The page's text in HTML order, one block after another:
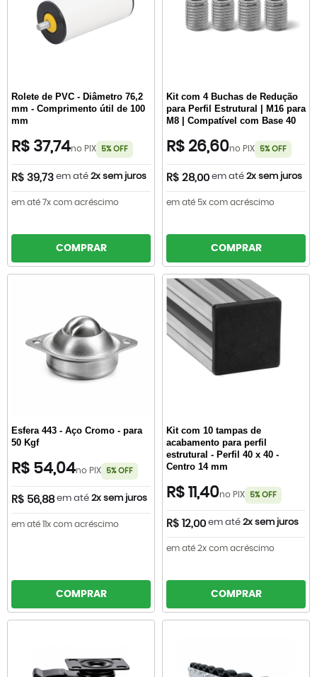
Rolete de PVC - Diâmetro 76,2
mm - Comprimento útil de 100
mm
R$ 37,74no PIX 5% OFF
R$ 39,73 em até 2x sem juros
em até 7x com acréscimo
COMPRAR
Kit com 4 Buchas de Redução
para Perfil Estrutural | M16 para
M8 | Compatível com Base 40
R$ 26,60no PIX 5% OFF
R$ 28,00 em até 2x sem juros
em até 5x com acréscimo
COMPRAR
Esfera 443 - Aço Cromo - para
50 Kgf
R$ 54,04no PIX 5% OFF
R$ 56,88 em até 2x sem juros
em até 11x com acréscimo
COMPRAR
Kit com 10 tampas de
acabamento para perfil
estrutural - Perfil 40 x 40 -
Centro 14 mm
R$ 11,40no PIX 5% OFF
R$ 12,00 em até 2x sem juros
em até 2x com acréscimo
COMPRAR